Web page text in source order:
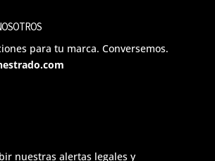
para tu marca. Conversemos.
nuestras alertas legales y